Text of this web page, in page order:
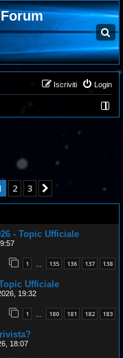
C
e
r
c
a
Login
Iscriviti
2 3
- Topic Ufficiale
1 135 136 137 138
Ufficiale
19:32
1 180 181 182 183
18:07